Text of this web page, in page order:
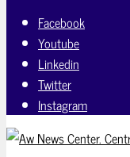
Facebook
Youtube
Linkedin
Twitter
Instagram